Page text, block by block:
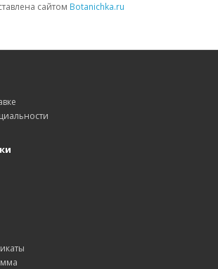
сайтом Botanichka.ru